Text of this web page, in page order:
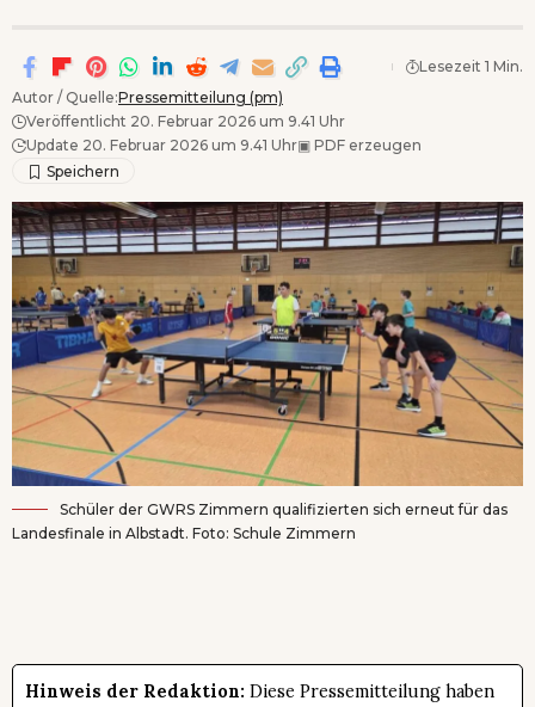
Autor / Quelle:Pressemitteilung (pm)
Veröffentlicht 20. Februar 2026 um 9.41 Uhr
Update 20. Februar 2026 um 9.41 Uhr▣ PDF erzeugen
Lesezeit 1 Min.
Schüler der GWRS Zimmern qualifizierten sich erneut für das
Landesfinale in Albstadt. Foto: Schule Zimmern
Hinweis der Redaktion: Diese Pressemitteilung haben